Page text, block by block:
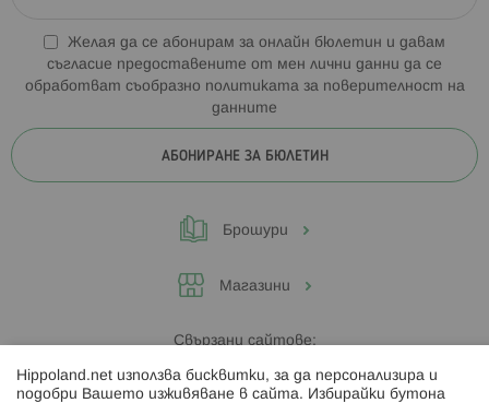
Желая да се абонирам за онлайн бюлетин и давам
съгласие предоставените от мен лични данни да се
обработват съобразно политиката за поверителност на
данните
АБОНИРАНЕ ЗА БЮЛЕТИН
Брошури
Магазини
Свързани сайтове:
Hippoland.ro
Hippoland.net използва бисквитки, за да персонализира и
подобри Вашето изживяване в сайта. Избирайки бутона